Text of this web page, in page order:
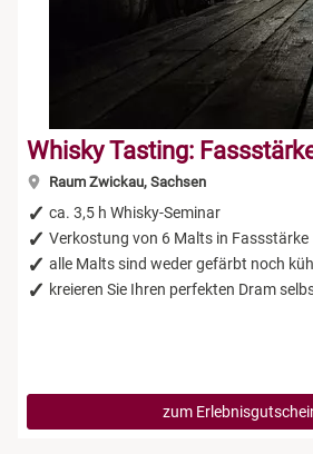
Whisky Tasting:
Raum Zwickau, Sachsen
ca. 3,5 h Whisky-Seminar
Verkostung von 6 Malts in Fassstärke
alle Malts sind weder gefärbt noch
kreieren Sie Ihren perfekten Dram
zum